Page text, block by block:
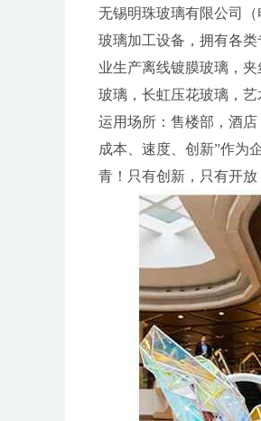
无锡明珠玻璃有限公司
玻璃加工设备，拥有各
业生产离线镀膜玻璃，
玻璃，长虹压花玻璃，
运用场所：售楼部，酒
成本、速度、创新”作为
青！只有创新，只有开